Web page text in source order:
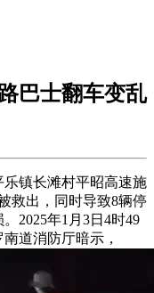
巴士翻车变乱
镇长滩村平昭高速施
救出，同时导致8辆停
2025年1月3日4时49
道消防厅暗示，